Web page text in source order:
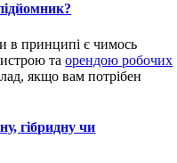
в принципі є чимось
таорендою робочих
якщо вам потрібен
гібридну чи